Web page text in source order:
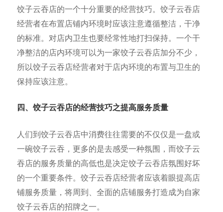
饺子云吞店的一个十分重要的经营技巧。饺子云吞店
经营者在布置店铺内环境时应该注意遵循整洁，干净
的标准。对店内卫生也要经常性地打扫保持。一个干
净整洁的店内环境可以为一家饺子云吞店加分不少，
所以饺子云吞店经营者对于店内环境的布置与卫生的
保持应该注意。
四、饺子云吞店的经营技巧之提高服务质量
人们到饺子云吞店中消费往往需要的不仅仅是一盘或
一碗饺子云吞，更多的是去感受一种氛围，而饺子云
吞店的服务质量的高低也是决定饺子云吞店氛围好坏
的一个重要条件。饺子云吞店经营者应该着眼提高店
铺服务质量，将周到、全面的店铺服务打造成为自家
饺子云吞店的招牌之一。